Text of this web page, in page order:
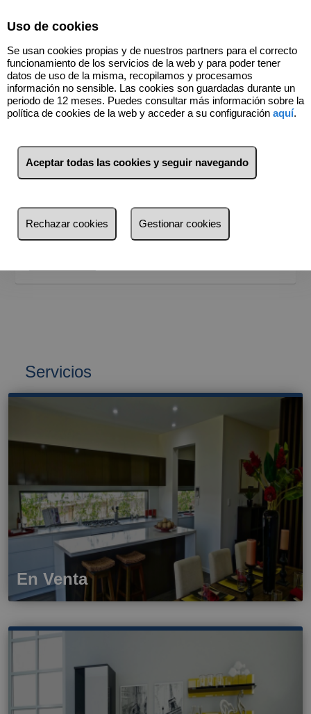
Inmuebles en venta
Provincia
Madrid (1)
Busca por referencia, precio, tipo...
Servicios
En Venta
Uso de cookies
Se usan cookies propias y de nuestros partners para el correcto
funcionamiento de los servicios de la web y para poder tener
datos de uso de la misma, recopilamos y procesamos
información no sensible. Las cookies son guardadas durante un
periodo de 12 meses. Puedes consultar más información sobre la
política de cookies de la web y acceder a su configuración aquí.
Aceptar todas las cookies y seguir navegando
Rechazar cookies Gestionar cookies